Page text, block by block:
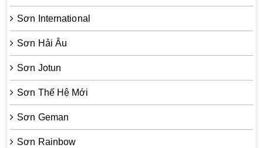
Sơn International
Sơn Hải Âu
Sơn Jotun
Sơn Thế Hệ Mới
Sơn Geman
Sơn Rainbow